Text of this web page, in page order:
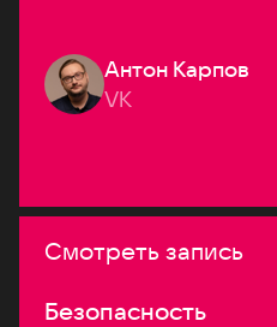
Антон Карпов
VK
Смотреть запись
Безопасность